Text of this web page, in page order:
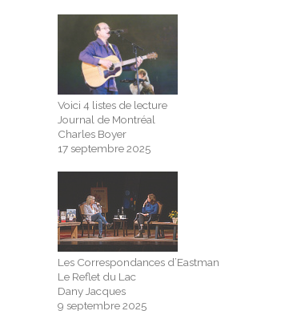
Voici 4 listes de lecture
Journal de Montréal
Charles Boyer
17 septembre 2025
Les Correspondances d’Eastman
Le Reflet du Lac
Dany Jacques
9 septembre 2025